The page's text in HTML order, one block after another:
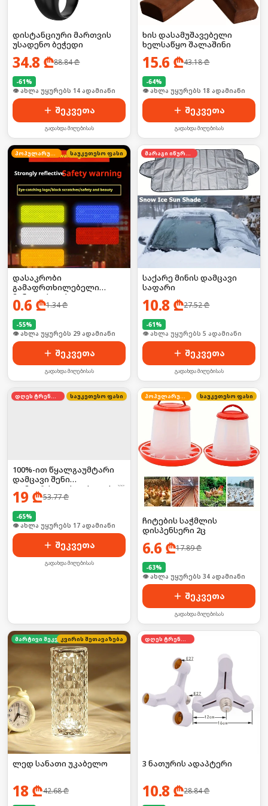
დისტანციური მართვის
უსადენო ბეჭედი
34.8 ₾88.84₾
-61%
🛒 ბოლო 24სთ-ში იყიდა 18-მა
შეკვეთა
გადახდა მიღებისას
ხის დასამუშავებელი
ხელსაწყო შალაშინი
15.6 ₾43.18₾
-64%
🛒 ბოლო 24სთ-ში იყიდა 24-მა
შეკვეთა
გადახდა მიღებისას
პოპულარული საუკეთესო ფასი
დასაკრობი
გამაფრთხილებელი
მანათობლები
0.6 ₾1.34₾
-55%
🛒 ბოლო 24სთ-ში იყიდა 39-მა
შეკვეთა
გადახდა მიღებისას
მარაგი იწურება
საქარე მინის დამცავი
საფარი
10.8 ₾27.52₾
-61%
🛒 ბოლო 24სთ-ში იყიდა 53-მა
შეკვეთა
გადახდა მიღებისას
დღეს ტრენდში საუკეთესო ფასი
100%-ით წყალგაუმტარი
დამცავი შენი
დამაგრძელებლისთვის! ☔
🛡️
19 ₾53.77₾
-65%
🛒 ბოლო 24სთ-ში იყიდა 27-მა
შეკვეთა
გადახდა მიღებისას
პოპულარული საუკეთესო ფასი
ჩიტების საჭმლის
დისპენსერი 2ც
6.6 ₾17.89₾
-63%
🛒 ბოლო 24სთ-ში იყიდა 51-მა
შეკვეთა
გადახდა მიღებისას
მარტივი შეკვეთა
კვირის შეთავაზება
ლედ სანათი უკაბელო
18 ₾42.68₾
დღეს ტრენდში
3 ნათურის ადაპტერი
10.8 ₾28.84₾